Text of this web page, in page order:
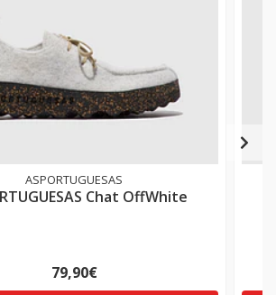
ASPORTUGUESAS
Chat OffWhite
79,90€